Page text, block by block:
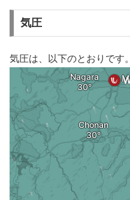
気圧
気圧は、以下のとおりです。